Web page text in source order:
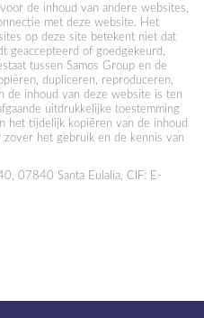
de inhoud van andere websites,
met deze website. Het
op deze site betekent niet dat
geaccepteerd of goedgekeurd,
tussen Samos Group en de
dupliceren, reproduceren,
de inhoud van deze website is ten
uitdrukkelijke toestemming
het tijdelijk kopiëren van de inhoud
het gebruik en de kennis van
07840 Santa Eulalia, CIF: E-